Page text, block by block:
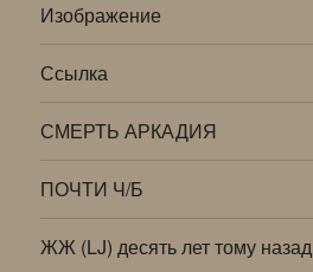
Изображение
Ссылка
СМЕРТЬ АРКАДИЯ
ПОЧТИ Ч/Б
ЖЖ (LJ) десять лет тому назад